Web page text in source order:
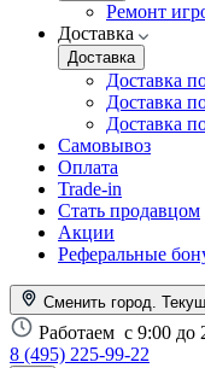
Ремонт
Доставка
Доставка
Доставка
Доставка
Доставка
Самовывоз
Оплата
Trade-in
Стать продавцом
Акции
Реферальные
Сменить город.
Работаем с 9:00 до
8 (495) 225-99-22